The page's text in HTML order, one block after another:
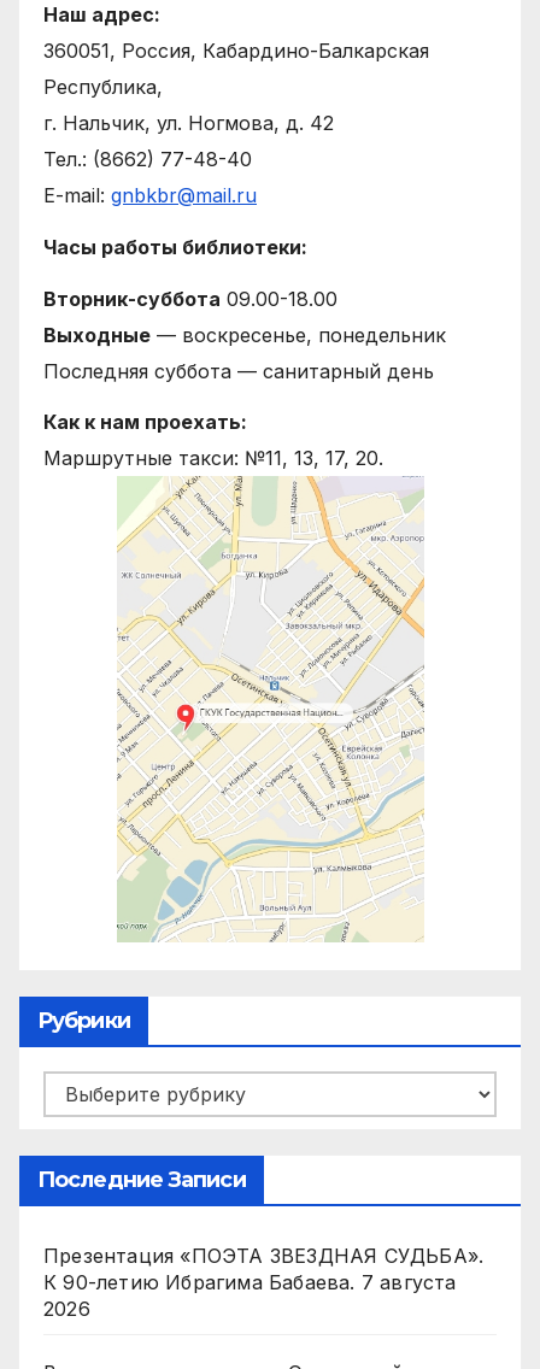
Наш адрес:
360051, Россия, Кабардино-Балкарская
Республика,
г. Нальчик, ул. Ногмова, д. 42
Тел.: (8662) 77-48-40
E-mail: gnbkbr@mail.ru
Часы работы библиотеки:
Вторник-суббота 09.00-18.00
Выходные — воскресенье, понедельник
Последняя суббота — санитарный день
Как к нам проехать:
Маршрутные такси: №11, 13, 17, 20.
Рубрики
Рубрики
Последние Записи
Презентация «ПОЭТА ЗВЕЗДНАЯ СУДЬБА».
К 90-летию Ибрагима Бабаева. 7 августа
2026